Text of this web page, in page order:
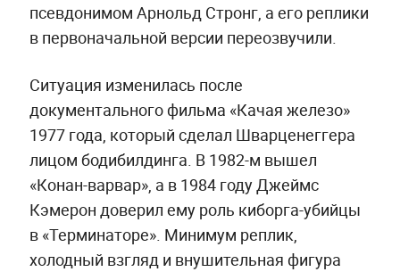
псевдонимом Арнольд Стронг, а его реплики
в первоначальной версии переозвучили.
Ситуация изменилась после
документального фильма «Качая железо»
1977 года, который сделал Шварценеггера
лицом бодибилдинга. В 1982-м вышел
«Конан-варвар», а в 1984 году Джеймс
Кэмерон доверил ему роль киборга-убийцы
в «Терминаторе». Минимум реплик,
холодный взгляд и внушительная фигура